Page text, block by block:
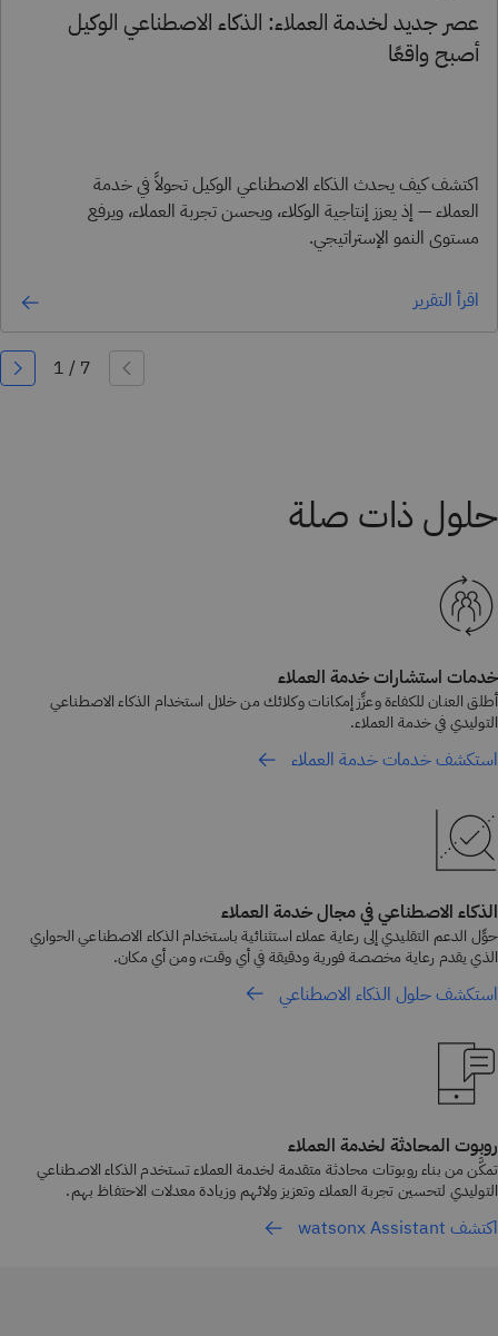
عصر جديد لخدمة العملاء: الذكاء الاصطناعي الوكيل
أصبح واقعًا
اكتشف كيف يحدث الذكاء الاصطناعي الوكيل تحولاً في خدمة
العملاء — إذ يعزز إنتاجية الوكلاء، ويحسن تجربة العملاء، ويرفع
مستوى النمو الإستراتيجي.
اقرأ التقرير
خدمات استشارات خدمة العملاء
أطلق العنان للكفاءة وعزِّز إمكانات وكلائك من خلال استخدام الذكاء الاصطناعي
التوليدي في خدمة العملاء.
استكشف خدمات خدمة العملاء
الذكاء الاصطناعي في مجال خدمة العملاء
حوِّل الدعم التقليدي إلى رعاية عملاء استثنائية باستخدام الذكاء الاصطناعي الحواري
الذي يقدم رعاية مخصصة فورية ودقيقة في أي وقت، ومن أي مكان.
استكشف حلول الذكاء الاصطناعي
روبوت المحادثة لخدمة العملاء
تمكَّن من بناء روبوتات محادثة متقدمة لخدمة العملاء تستخدم الذكاء الاصطناعي
التوليدي لتحسين تجربة العملاء وتعزيز ولائهم وزيادة معدلات الاحتفاظ بهم.
اكتشف watsonx Assistant